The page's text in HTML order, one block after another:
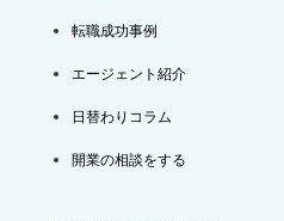
転職成功事例
エージェント紹介
日替わりコラム
開業の相談をする